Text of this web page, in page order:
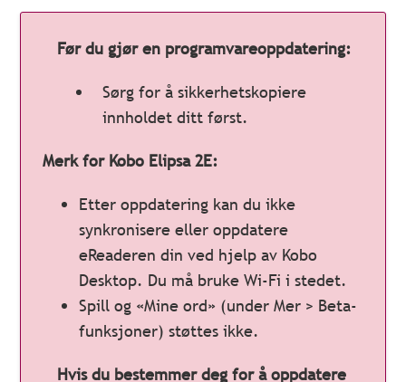
Før du gjør en programvareoppdatering:
Sørg for å sikkerhetskopiere
innholdet ditt først.
Merk for Kobo Elipsa 2E:
Etter oppdatering kan du ikke
synkronisere eller oppdatere
eReaderen din ved hjelp av Kobo
Desktop. Du må bruke Wi-Fi i stedet.
Spill og «Mine ord» (under Mer > Beta-
funksjoner) støttes ikke.
Hvis du bestemmer deg for å oppdatere